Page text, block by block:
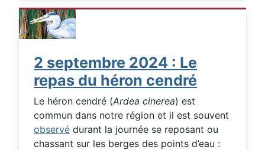
2 septembre 2024 : Le
repas du héron cendré
Le héron cendré (Ardea cinerea) est
commun dans notre région et il est souvent
observé durant la journée se reposant ou
chassant sur les berges des points d’eau :